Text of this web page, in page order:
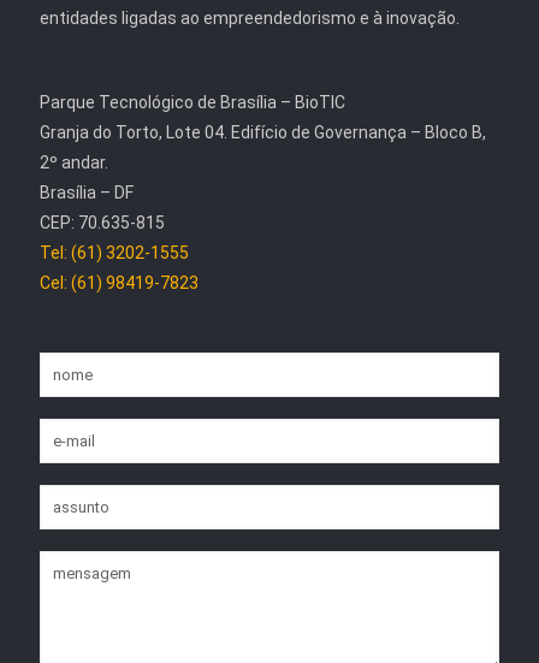
entidades ligadas ao empreendedorismo e à inovação.
Parque Tecnológico de Brasília – BioTIC
Granja do Torto, Lote 04. Edifício de Governança – Bloco B,
2º andar.
Brasília – DF
CEP: 70.635-815
Tel: (61) 3202-1555
Cel: (61) 98419-7823